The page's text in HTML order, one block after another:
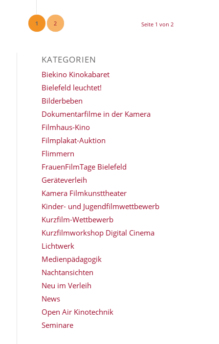
Seite 1 von 2
1 2
KATEGORIEN
Biekino Kinokabaret
Bielefeld leuchtet!
Bilderbeben
Dokumentarfilme in der Kamera
Filmhaus-Kino
Filmplakat-Auktion
Flimmern
FrauenFilmTage Bielefeld
Geräteverleih
Kamera Filmkunsttheater
Kinder- und Jugendfilmwettbewerb
Kurzfilm-Wettbewerb
Kurzfilmworkshop Digital Cinema
Lichtwerk
Medienpädagogik
Nachtansichten
Neu im Verleih
News
Open Air Kinotechnik
Seminare